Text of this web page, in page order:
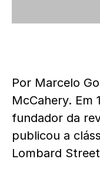
Por Marcelo
McCahery. Em
fundador da
publicou a
Lombard